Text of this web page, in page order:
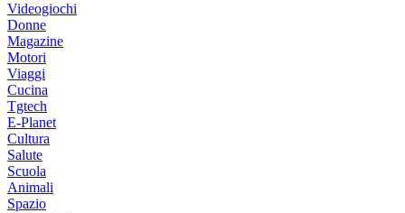
Videogiochi
Donne
Magazine
Motori
Viaggi
Cucina
Tgtech
E-Planet
Cultura
Salute
Scuola
Animali
Spazio